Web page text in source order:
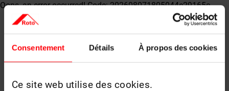
Consentement Détails À propos des cookies
Ce site web utilise des cookies.
Oops, an error occurred! Code: 202608071805044e29165c